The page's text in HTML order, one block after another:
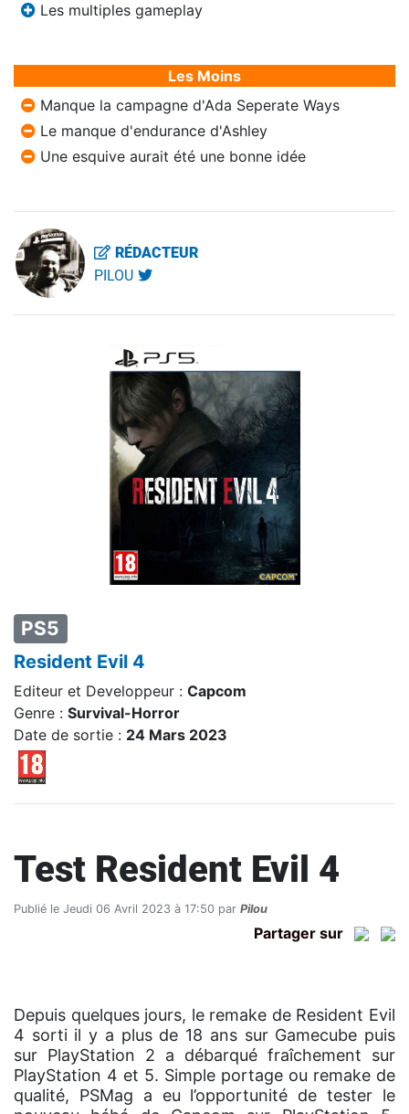
Les multiples gameplay
Les Moins
Manque la campagne d'Ada Seperate Ways
Le manque d'endurance d'Ashley
Une esquive aurait été une bonne idée
RÉDACTEUR
PILOU
PS5
Resident Evil 4
Editeur et Developpeur : Capcom
Genre : Survival-Horror
Date de sortie : 24 Mars 2023
Test Resident Evil 4
Publié le Jeudi 06 Avril 2023 à 17:50 par Pilou
Partager sur
Depuis quelques jours, le remake de Resident Evil
4 sorti il y a plus de 18 ans sur Gamecube puis
sur PlayStation 2 a débarqué fraîchement sur
PlayStation 4 et 5. Simple portage ou remake de
qualité, PSMag a eu l’opportunité de tester le